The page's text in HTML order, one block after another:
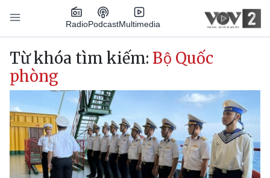
Nhảy đến nội dung
RadioPodcastMultimedia
Main navigation
Từ khóa tìm kiếm: Bộ Quốc
phòng